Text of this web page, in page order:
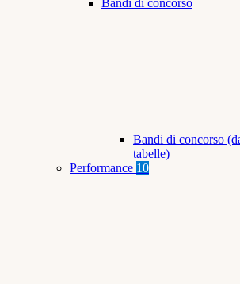
Bandi di concorso
Bandi di concorso
tabelle)
Performance 10